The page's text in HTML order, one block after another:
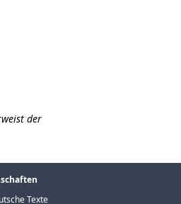
der
Texte